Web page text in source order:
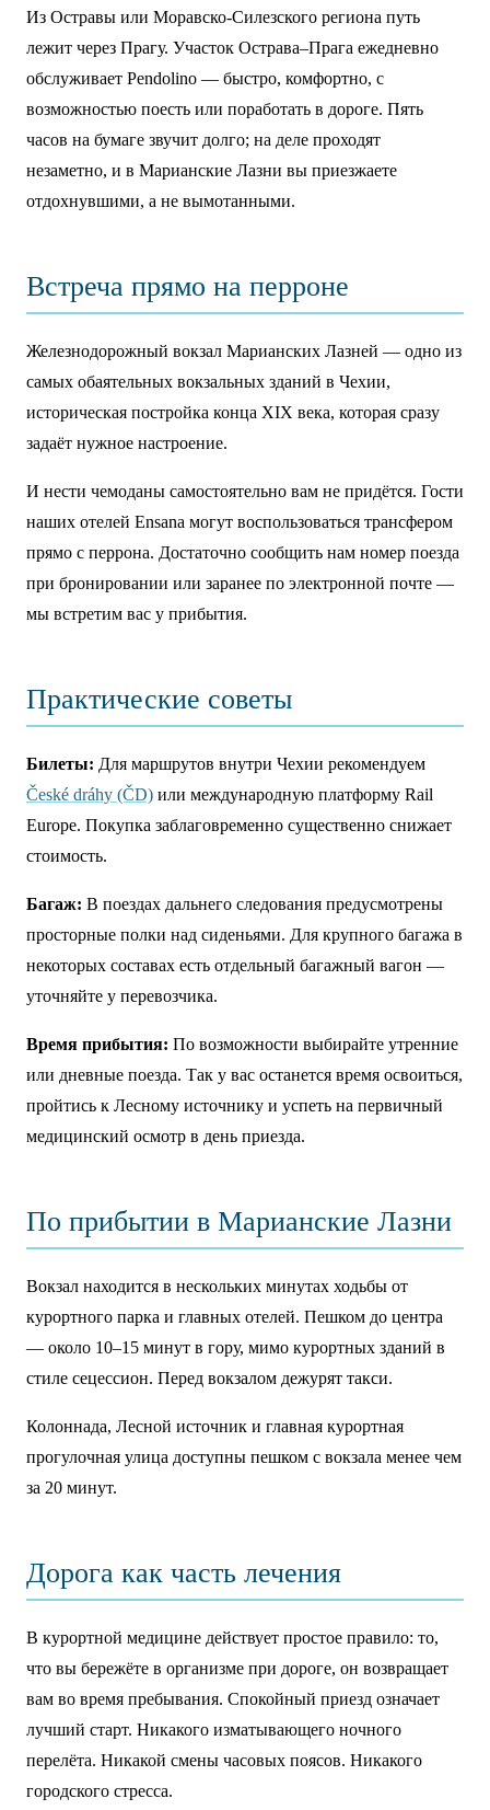
Из Остравы или Моравско-Силезского региона путь
лежит через Прагу. Участок Острава–Прага ежедневно
обслуживает Pendolino — быстро, комфортно, с
возможностью поесть или поработать в дороге. Пять
часов на бумаге звучит долго; на деле проходят
незаметно, и в Марианские Лазни вы приезжаете
отдохнувшими, а не вымотанными.
Встреча прямо на перроне
Железнодорожный вокзал Марианских Лазней — одно из
самых обаятельных вокзальных зданий в Чехии,
историческая постройка конца XIX века, которая сразу
задаёт нужное настроение.
И нести чемоданы самостоятельно вам не придётся. Гости
наших отелей Ensana могут воспользоваться трансфером
прямо с перрона. Достаточно сообщить нам номер поезда
при бронировании или заранее по электронной почте —
мы встретим вас у прибытия.
Практические советы
Билеты: Для маршрутов внутри Чехии рекомендуем
České dráhy (ČD) или международную платформу Rail
Europe. Покупка заблаговременно существенно снижает
стоимость.
Багаж: В поездах дальнего следования предусмотрены
просторные полки над сиденьями. Для крупного багажа в
некоторых составах есть отдельный багажный вагон —
уточняйте у перевозчика.
Время прибытия: По возможности выбирайте утренние
или дневные поезда. Так у вас останется время освоиться,
пройтись к Лесному источнику и успеть на первичный
медицинский осмотр в день приезда.
По прибытии в Марианские Лазни
Вокзал находится в нескольких минутах ходьбы от
курортного парка и главных отелей. Пешком до центра
— около 10–15 минут в гору, мимо курортных зданий в
стиле сецессион. Перед вокзалом дежурят такси.
Колоннада, Лесной источник и главная курортная
прогулочная улица доступны пешком с вокзала менее чем
за 20 минут.
Дорога как часть лечения
В курортной медицине действует простое правило: то,
что вы бережёте в организме при дороге, он возвращает
вам во время пребывания. Спокойный приезд означает
лучший старт. Никакого изматывающего ночного
перелёта. Никакой смены часовых поясов. Никакого
городского стресса.